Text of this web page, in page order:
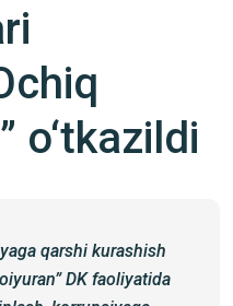
o‘tkazildi
qarshi kurashish
DK faoliyatida